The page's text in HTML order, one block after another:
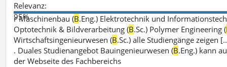
Relevanz:
95%
r Maschinenbau (B.Eng.) Elektrotechnik und
Optotechnik & Bildverarbeitung (B.Sc.) Polymer Engineering (
Wirtschaftsingenieurwesen (B.Sc.) alle Studiengänge
. Duales Studienangebot Bauingenieurwesen (B.Eng.) kann
der Webseite des Fachbereichs